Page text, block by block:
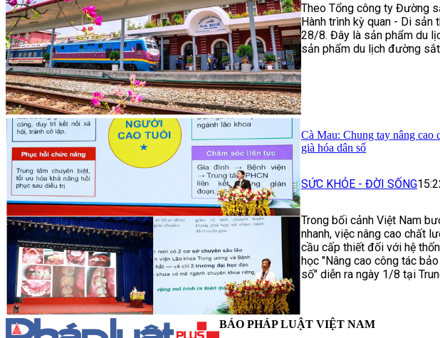
Theo Tổng công ty Đường
Hành trình kỳ quan - Di
28/8. Đây là sản phẩm du
sản phẩm du lịch đường
Cà Mau: Chung tay nâng cao
già hóa dân số
SỨC KHỎE - ĐỜI SỐNG
Trong bối cảnh Việt Nam
nhanh, việc nâng cao chất
cầu cấp thiết đối với hệ
học "Nâng cao công tác
số" diễn ra ngày 1/8 tại
BÁO PHÁP LUẬT VIỆT NAM